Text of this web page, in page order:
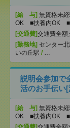
[給 与] 無資格未
OK ■扶養内OK ■
[交通費]交通費全額
[勤務地] センター
いの丘駅 / …
説明会参加で
活のお手伝い[
[給 与] 無資格未
OK ■扶養内OK ■